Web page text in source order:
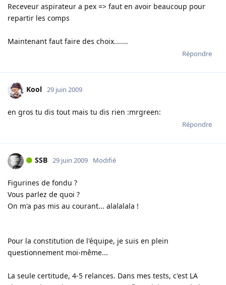
Receveur aspirateur a pex => faut en avoir beaucoup pour
repartir les comps
Maintenant faut faire des choix.......
Répondre
Kool 29 juin 2009
en gros tu dis tout mais tu dis rien :mrgreen:
Répondre
SSB 29 juin 2009 Modifié
Figurines de fondu ?
Vous parlez de quoi ?
On m'a pas mis au courant... alalalala !
Pour la constitution de l'équipe, je suis en plein
questionnement moi-même...
La seule certitude, 4-5 relances. Dans mes tests, c'est LA